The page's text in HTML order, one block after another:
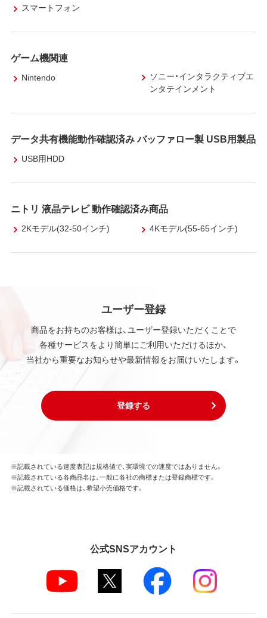
スマートフォン
ゲーム機関連
Nintendo
ソニー・インタラクティブエ
ンタテインメント
データ共有機能動作確認済み バッファロー製 USB用製品
USB用HDD
ニトリ 液晶テレビ 動作確認済み商品
2Kモデル(32-50インチ) 4Kモデル(55-65インチ)
ユーザー登録
商品をお持ちのお客様は、ユーザー登録いただくことで
各種サービスをより簡単にご利用いただけるほか、
当社から重要なお知らせや最新情報をお届けいたします。
登録する
※記載されている速度表記は規格値で、実環境での速度ではありません。
※記載されている各商品名は、一般に各社の商標または登録商標です。
※記載されている価格は、希望小売価格です。
公式SNSアカウント